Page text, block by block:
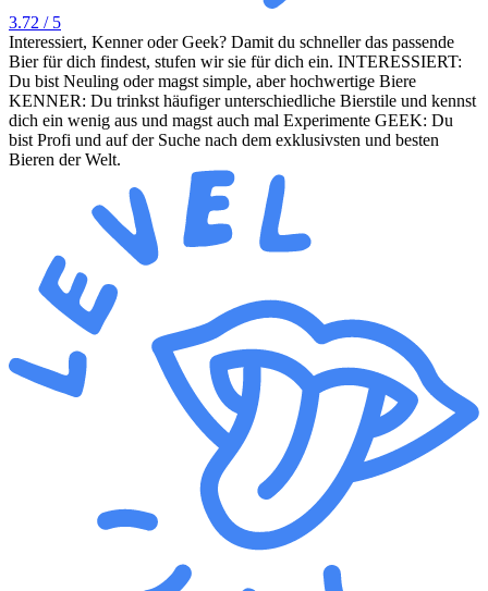
3.72 / 5
Interessiert, Kenner oder Geek? Damit du schneller das passende
Bier für dich findest, stufen wir sie für dich ein. INTERESSIERT:
Du bist Neuling oder magst simple, aber hochwertige Biere
KENNER: Du trinkst häufiger unterschiedliche Bierstile und kennst
dich ein wenig aus und magst auch mal Experimente GEEK: Du
bist Profi und auf der Suche nach dem exklusivsten und besten
Bieren der Welt.